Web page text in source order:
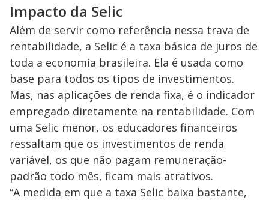
Impacto da Selic
Além de servir como referência nessa trava de
rentabilidade, a Selic é a taxa básica de juros de
toda a economia brasileira. Ela é usada como
base para todos os tipos de investimentos.
Mas, nas aplicações de renda fixa, é o indicador
empregado diretamente na rentabilidade. Com
uma Selic menor, os educadores financeiros
ressaltam que os investimentos de renda
variável, os que não pagam remuneração-
padrão todo mês, ficam mais atrativos.
“A medida em que a taxa Selic baixa bastante,